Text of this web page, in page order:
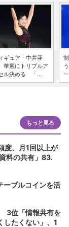
ギュア・中井亜
華麗にトリプルア
ル決める 「...
もっと見る
度、月1回以上が
料の共有」83.
ブルコインを活
3位「情報共有を
したくない」、1